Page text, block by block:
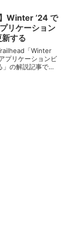
イントは3,100ポ
Winter ’24 で
リケーション
する
「Winter
プリケーションビ
」の解説記事で